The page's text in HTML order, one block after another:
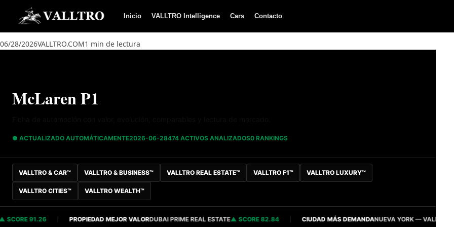
Saltar al contenido
Inicio VALLTRO Intelligence Cars Contacto
06/28/2026VALLTRO.COM1 min de lectura
McLaren P1
● ACTUALIZADO AUTOMÁTICAMENTE2026-06-28474 ACTIVOS ANALIZADOS0 RANKINGS
VALLTRO & CAR™ VALLTRO & BUSINESS™ VALLTRO REAL ESTATE™ VALLTRO F1™ VALLTRO LUXURY™
VALLTRO CITIES™ VALLTRO WEALTH™
91.26 PROPIEDAD MEJOR VALORDUBAI PRIME REAL ESTATE SCORE 82.84 CIUDAD MÁS DEMANDANUEVA YORK — VALLTRO